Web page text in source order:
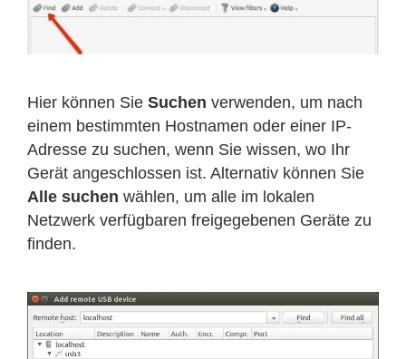
Hier können Sie Suchen verwenden, um nach
einem bestimmten Hostnamen oder einer IP-
Adresse zu suchen, wenn Sie wissen, wo Ihr
Gerät angeschlossen ist. Alternativ können Sie
Alle suchen wählen, um alle im lokalen
Netzwerk verfügbaren freigegebenen Geräte zu
finden.